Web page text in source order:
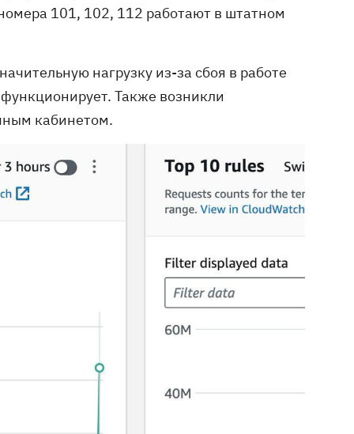
101, 102, 112 работают в штатном
нагрузку из-за сбоя в работе
Также возникли
кабинетом.